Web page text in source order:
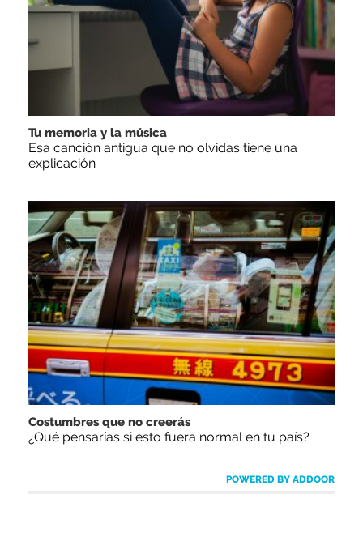
Tu memoria y la música
Esa canción antigua que no olvidas tiene una
explicación
Costumbres que no creerás
¿Qué pensarías si esto fuera normal en tu país?
POWERED BY ADDOOR